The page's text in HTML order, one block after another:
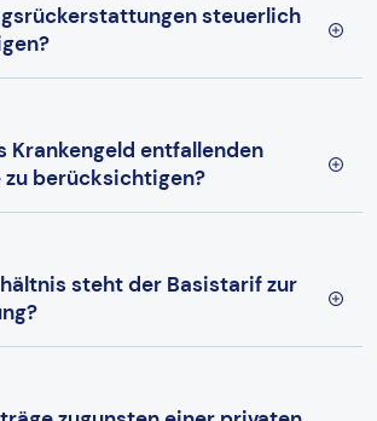
steuerlich
Krankengeld entfallenden
berücksichtigen?
steht der Basistarif zur